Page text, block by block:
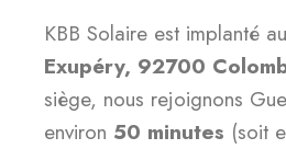
KBB Solaire est implanté au
Exupéry, 92700
siège, nous rejoignons
environ 50 minutes (soit